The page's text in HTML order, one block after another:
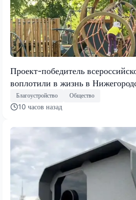
Проект-победитель
воплотили в жизнь в
Благоустройство Общество
10 часов назад